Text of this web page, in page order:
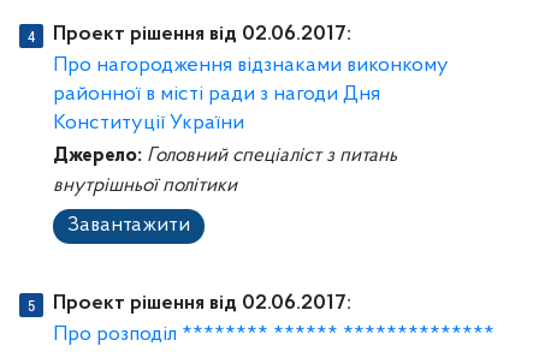
Проект рішення від 02.06.2017:
Про нагородження відзнаками виконкому
районної в місті ради з нагоди Дня
Конституції України
Джерело: Головний спеціаліст з питань
внутрішньої політики
Завантажити
Проект рішення від 02.06.2017:
Про розподіл ******** ****** **************